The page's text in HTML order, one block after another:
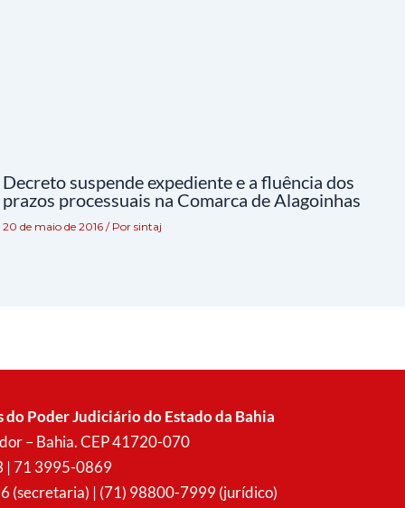
Decreto suspende expediente e a fluência dos
prazos processuais na Comarca de Alagoinhas
20 de maio de 2016 / Por sintaj
Poder Judiciário do Estado da Bahia
– Bahia. CEP 41720-070
| 71 3995-0869
(secretaria) | (71) 98800-7999 (jurídico)